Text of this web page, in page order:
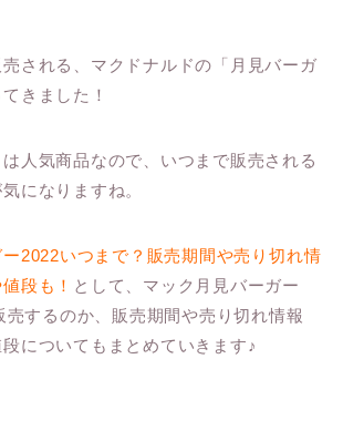
される、マクドナルドの「月見バーガ
きました！
は人気商品なので、いつまで販売される
になりますね。
2022いつまで？販売期間や売り切れ情
段も！ として、マック月見バーガー
売するのか、販売期間や売り切れ情報
についてもまとめていきます♪